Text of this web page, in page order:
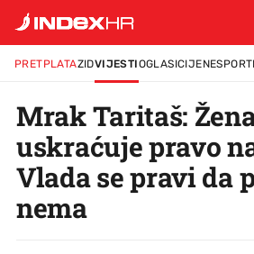
PRETPLATAZIDVIJESTIOGLASICIJENESPORT
Mrak Taritaš:
uskraćuje pravo
Vlada se pravi da
nema